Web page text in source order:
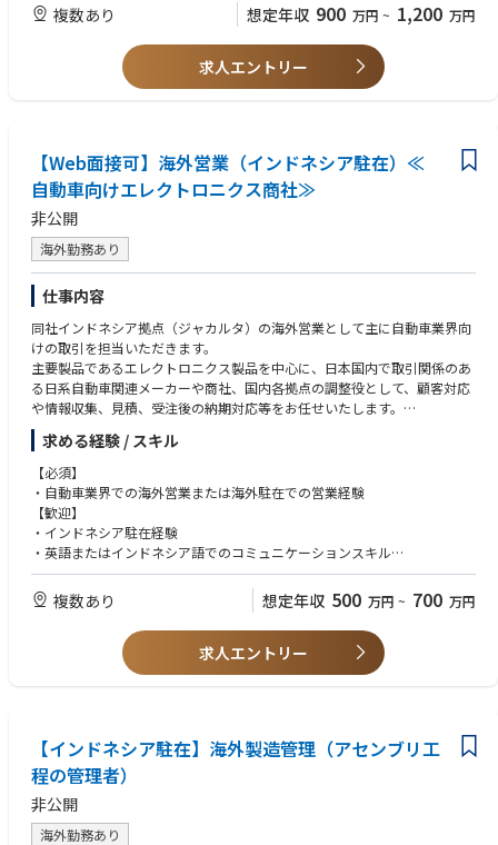
インド国内において、EMS事業の合弁会社を設立しております。
車載製品の需要が高まるインド市場において、車載向けのプリント基板実
装や完成品アセンブリの受託サービスを提供し、事業拡大に取り組んでい
ご入社後は、国内工場(高松工場もしくは松山工場)でのOJTトレーニング
を予定しております。
研修期間は3ヶ月～6カ月程度を予定しております。その後、インドに赴任
頂く予定です。
ご本人のスキル・ご経験・習熟度により研修期間は異なります。
【キャリアパス】
長期的に海外で就業することができ、将来的には経営を担うこともできる
ポジションです。
・工場長などのマネジメント経験
・インドへの駐在経験
＜求める人物像＞
・海外駐在経験がある方（インドなら歓迎）
複数あり 想定年収 900 万円 ~ 1,200 万円
求人エントリー
【Web面接可】海外営業（インドネシア駐在）≪
自動車向けエレクトロニクス商社≫
非公開
海外勤務あり
仕事内容
同社インドネシア拠点（ジャカルタ）の海外営業として主に自動車業界向
けの取引を担当いただきます。
主要製品であるエレクトロニクス製品を中心に、日本国内で取引関係のあ
る日系自動車関連メーカーや商社、国内各拠点の調整役として、顧客対応
や情報収集、見積、受注後の納期対応等をお任せいたします。
【海外駐在について】
アジアを中心とする海外拠点には現在10数名の方が駐在員として活躍して
います。
求める経験 / スキル
【必須】
・自動車業界での海外営業または海外駐在での営業経験
【歓迎】
・インドネシア駐在経験
・英語またはインドネシア語でのコミュニケーションスキル
・長期的に海外で活躍したいと考えている方
複数あり 想定年収 500 万円 ~ 700 万円
求人エントリー
【インドネシア駐在】海外製造管理（アセンブリ工
程の管理者）
非公開
海外勤務あり